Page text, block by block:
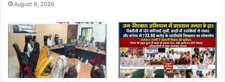
August 9, 2026